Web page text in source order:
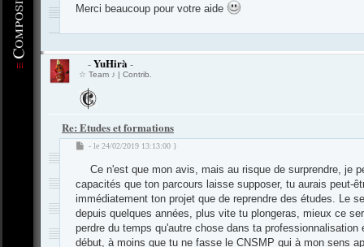
Merci beaucoup pour votre aide
-YuHirà -
☆ Team ♪ | Contrib.
Re: Etudes et formations
M
s
e
- le 24/02/2019 13:13:00 }
Ce n'est que mon avis, mais au risque de surprendre, je
capacités que ton parcours laisse supposer, tu aurais peut-
immédiatement ton projet que de reprendre des études. Le
depuis quelques années, plus vite tu plongeras, mieux ce
perdre du temps qu'autre chose dans ta
début, à moins que tu ne fasse le CNSMP qui à mon sens